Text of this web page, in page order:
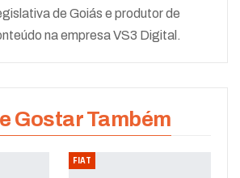
de Goiás e produtor de
na empresa VS3 Digital.
Gostar Também
FIAT